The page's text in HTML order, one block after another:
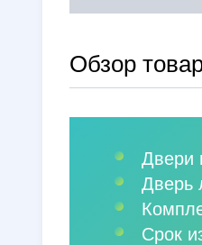
Обзор
Двери
Дверь
Срок